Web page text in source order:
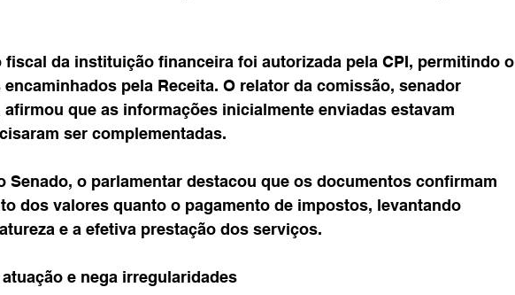
fiscal da instituição financeira foi autorizada pela CPI, permitindo o
pela Receita. O relator da comissão, senador
afirmou que as informações inicialmente enviadas estavam
ser complementadas.
Senado, o parlamentar destacou que os documentos confirmam
dos valores quanto o pagamento de impostos, levantando
e a efetiva prestação dos serviços.
e nega irregularidades